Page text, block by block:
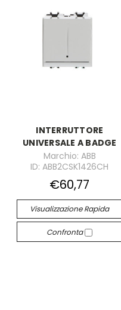
INTERRUTTORE
UNIVERSALE A BADGE
Marchio: ABB
ID: ABB2CSK1426CH
€60,77
Visualizzazione Rapida
Confronta